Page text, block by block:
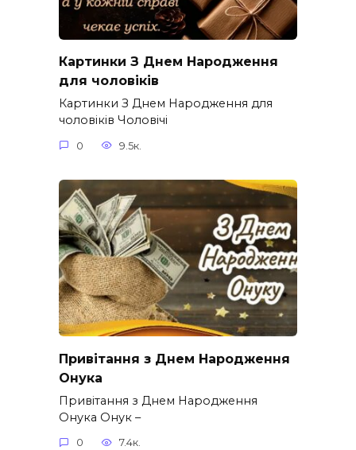
Картинки З Днем Народження
для чоловіків​
Картинки З Днем Народження для
чоловіків​ Чоловічі
0 9.5к.
Привітання з Днем Народження
Онука
Привітання з Днем Народження
Онука Онук –
0 7.4к.